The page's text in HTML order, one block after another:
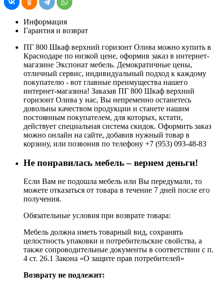
Информация
Гарантия и возврат
ПГ 800 Шкаф верхний горизонт Олива можно купить в
Краснодаре по низкой цене, оформив заказ в интернет-
магазине Экспонат мебель. Демократичные цены,
отличный сервис, индивидуальный подход к каждому
покупателю - вот главные преимущества нашего
интернет-магазина! Заказав ПГ 800 Шкаф верхний
горизонт Олива у нас, Вы непременно останетесь
довольны качеством продукции и станете нашим
постоянным покупателем, для которых, кстати,
действует специальная система скидок. Оформить заказ
можно онлайн на сайте, добавив нужный товар в
корзину, или позвонив по телефону +7 (953) 093-48-83
Не понравилась мебель – вернем деньги!
Если Вам не подошла мебель или Вы передумали, то
можете отказаться от товара в течение 7 дней после его
получения.
Обязательные условия при возврате товара:
Мебель должна иметь товарный вид, сохранять
целостность упаковки и потребительские свойства, а
также сопроводительные документы в соответствии с п.
4 ст. 26.1 Закона «О защите прав потребителей»
Возврату не подлежит: